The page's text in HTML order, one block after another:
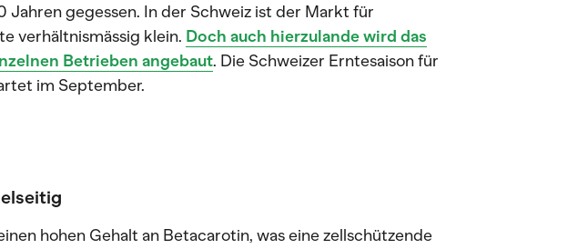
Jahren gegessen. In der Schweiz ist der Markt für
verhältnismässig klein. Doch auch hierzulande wird das
Betrieben angebaut. Die Schweizer Erntesaison für
im September.
hohen Gehalt an Betacarotin, was eine zellschützende